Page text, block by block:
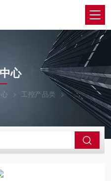
CENTER
心
工控产品类 OMRON欧姆